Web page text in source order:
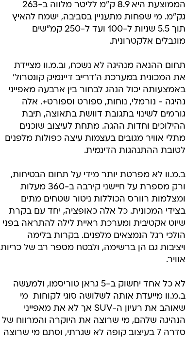
הממוצעת היא 8.9 ק"מ לליטר מלווה ב-263
גק"מ. מי שפחות מתעניין בסביבה, ישמח להאיץ
תוך 5.5 שניות ל-100 ועד ל-250 קמ"שים
מוגבלים אלקטרונית.
תחום ההנאה מנהיגה לא נשכח, וב.מ.וו מציידת
את המכונית במערכת ה'דרייב דיינמיק קונטרול'
באמצעותה יכול הנהג לבחור בין ארבעה מאפייני
נהיגה - נורמלי, נוחות, ספורט וספורט+. אלה
גורמים לשינוי בתגובת דוושת בתאוצה, תיבת
ההילוכים וחדות ההגה. מתחת לעיצוב שוכנים
מתלי אוויר מגובים בעצמות עיצה כפולות מלפנים
לטובת ההתנהגות הדינמית.
ב.מ.וו לא מפרטת יותר מידי על תחום הבטיחות,
ורק מספרת על חיישני קירבה ב-360 מעלות
ומצלמות רוורס הכוללות ניטור שטחים מתים
בצידי המכונית. כל אלה כאופציה, יחד עם בקרת
שיוט אקטיבית ומערכת ראיית לילה להתראה בפני
הולכי רגל הנמצאים מלפנים. בקרות בלימה
ויציבות גם הן ברשימה, ולבטח מספר רב של כריות
אוויר.
לא כל אחד יחשוק ב-5 גראן טוריסמו, ולמעשה
ב.מ.וו מייעדת אותה לשלושה סוגי לקוחות  מי
שאוהב את רעיון ה-SUV אך לא את מאפייני
הנהיגה שלהם, מי שרוצה את היוקרה והמרווח של
סדרה 7 בעיצוב קופה לא שגרתי, וסתם מי שרוצה